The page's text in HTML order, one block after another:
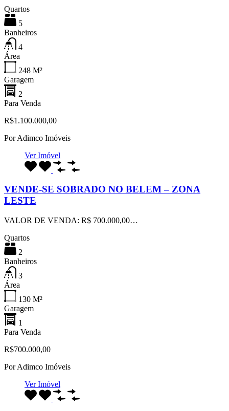
Quartos
5
Banheiros
4
Área
248 M²
Garagem
2
Para Venda
R$1.100.000,00
PorAdimco Imóveis
Ver Imóvel
VENDE-SE SOBRADO NO BELEM – ZONA
LESTE
VALOR DE VENDA: R$ 700.000,00…
Quartos
2
Banheiros
3
Área
130 M²
Garagem
1
Para Venda
R$700.000,00
PorAdimco Imóveis
Ver Imóvel